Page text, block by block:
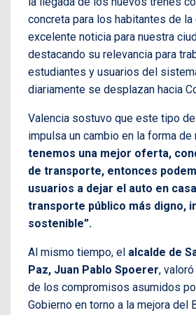
concreta para los habitantes de la
excelente noticia para nuestra
destacando su relevancia para
estudiantes y usuarios del
diariamente se desplazan hacia
Valencia sostuvo que este tipo
impulsa un cambio en la forma
tenemos una mejor oferta,
de transporte, entonces
usuarios a dejar el auto en
transporte público más digno,
sostenible”.
Al mismo tiempo, el alcalde de
Paz, Juan Pablo Spoerer,
de los compromisos asumidos
Gobierno en torno a la mejora del